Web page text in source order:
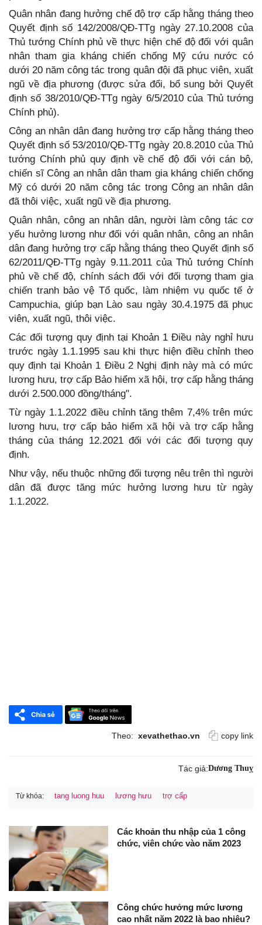
Quân nhân đang hưởng chế độ trợ cấp hằng tháng theo
Quyết định số 142/2008/QĐ-TTg ngày 27.10.2008 của
Thủ tướng Chính phủ về thực hiện chế độ đối với quân
nhân tham gia kháng chiến chống Mỹ cứu nước có
dưới 20 năm công tác trong quân đội đã phục viên, xuất
ngũ về địa phương (được sửa đổi, bổ sung bởi Quyết
định số 38/2010/QĐ-TTg ngày 6/5/2010 của Thủ tướng
Chính phủ).
Công an nhân dân đang hưởng trợ cấp hằng tháng theo
Quyết định số 53/2010/QĐ-TTg ngày 20.8.2010 của Thủ
tướng Chính phủ quy định về chế độ đối với cán bộ,
chiến sĩ Công an nhân dân tham gia kháng chiến chống
Mỹ có dưới 20 năm công tác trong Công an nhân dân
đã thôi việc, xuất ngũ về địa phương.
Quân nhân, công an nhân dân, người làm công tác cơ
yếu hưởng lương như đối với quân nhân, công an nhân
dân đang hưởng trợ cấp hằng tháng theo Quyết định số
62/2011/QĐ-TTg ngày 9.11.2011 của Thủ tướng Chính
phủ về chế độ, chính sách đối với đối tượng tham gia
chiến tranh bảo vệ Tổ quốc, làm nhiệm vụ quốc tế ở
Campuchia, giúp bạn Lào sau ngày 30.4.1975 đã phục
viên, xuất ngũ, thôi việc.
Các đối tượng quy định tại Khoản 1 Điều này nghỉ hưu
trước ngày 1.1.1995 sau khi thực hiện điều chỉnh theo
quy định tại Khoản 1 Điều 2 Nghị định này mà có mức
lương hưu, trợ cấp Bảo hiểm xã hội, trợ cấp hằng tháng
dưới 2.500.000 đồng/tháng".
Từ ngày 1.1.2022 điều chỉnh tăng thêm 7,4% trên mức
lương hưu, trợ cấp bảo hiểm xã hội và trợ cấp hằng
tháng của tháng 12.2021 đối với các đối tượng quy
định.
Như vậy, nếu thuộc những đối tượng nêu trên thì người
dân đã được tăng mức hưởng lương hưu từ ngày
1.1.2022.
Theo: xevathethao.vn copy link
Tác giả:Dương Thuỵ
Từ khóa: tang luong huu lương hưu trợ cấp
Các khoản thu nhập của 1 công
chức, viên chức vào năm 2023
Công chức hưởng mức lương
cao nhất năm 2022 là bao nhiêu?